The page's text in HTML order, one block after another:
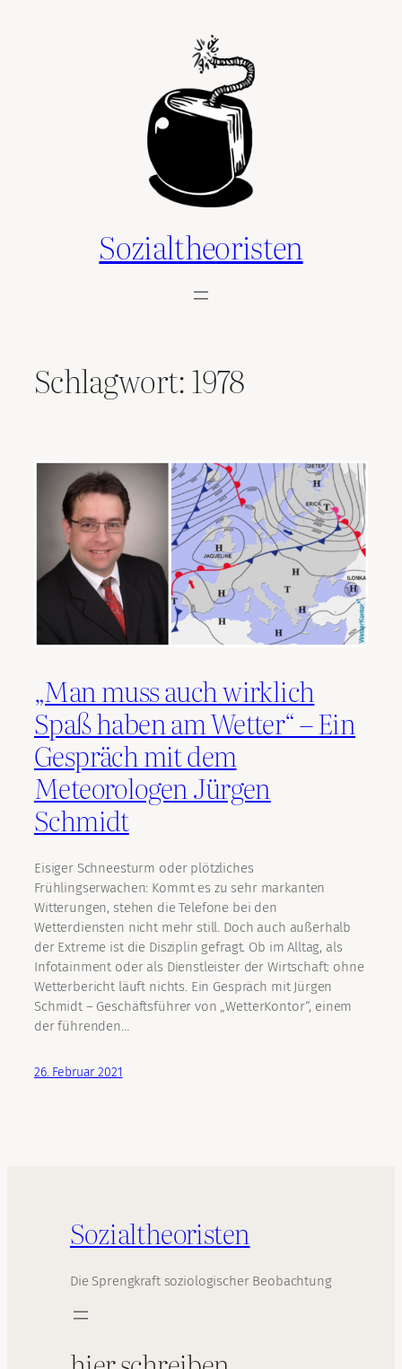
Sozialtheoristen
Schlagwort:1978
„Man muss auch wirklich
Spaß haben am Wetter“ – Ein
Gespräch mit dem
Meteorologen Jürgen
Schmidt
Eisiger Schneesturm oder plötzliches
Frühlingserwachen: Kommt es zu sehr markanten
Witterungen, stehen die Telefone bei den
Wetterdiensten nicht mehr still. Doch auch außerhalb
der Extreme ist die Disziplin gefragt. Ob im Alltag, als
Infotainment oder als Dienstleister der Wirtschaft: ohne
Wetterbericht läuft nichts. Ein Gespräch mit Jürgen
Schmidt – Geschäftsführer von „WetterKontor“, einem
der führenden…
26. Februar 2021
Sozialtheoristen
Die Sprengkraft soziologischer Beobachtung